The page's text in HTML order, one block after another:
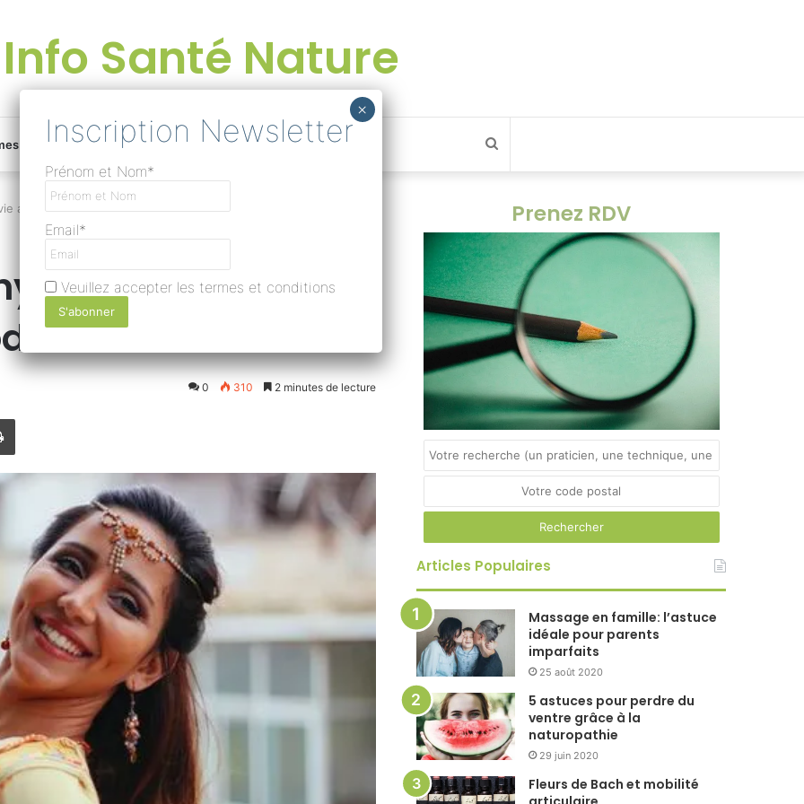
Info Santé Nature
Devenir rédacteur Rechercher
Une
Lire
au
Instagram
Linkedin
Facebook
avec l’art-thérapie moderne
de vie avec
0 310 2 minutes de lecture
Imprimer
Prenez RDV
Articles Populaires
Massage en famille: l’astuce
idéale pour parents
imparfaits
25 août 2020
5 astuces pour perdre du
ventre grâce à la
naturopathie
29 juin 2020
Fleurs de Bach et mobilité
Prénom et Nom*
Email*
Veuillez accepter les termes et conditions